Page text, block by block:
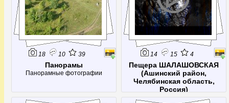
18 10 39
Панорамы
Панорамные фотографии
14 15 4
Пещера ШАЛАШОВСКАЯ
(Ашинский район,
Челябинская область,
Россия)